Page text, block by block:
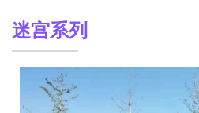
迷宫系列